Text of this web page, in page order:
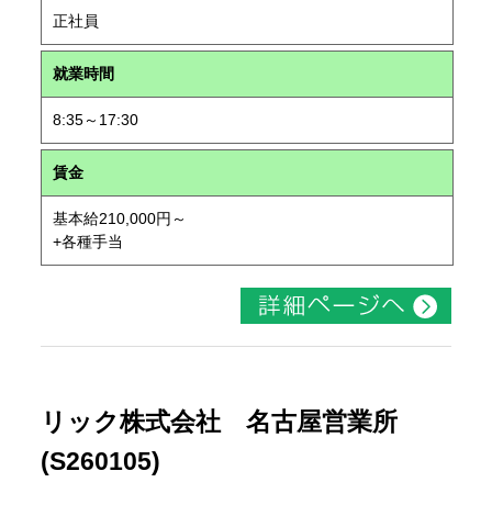
正社員
就業時間
8:35～17:30
賃金
基本給210,000円～
+各種手当
リック株式会社 名古屋営業所
(S260105)